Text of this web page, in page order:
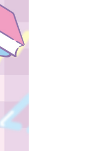
完成之
款項請
用
相關責
本公司
視審查
之情
律行